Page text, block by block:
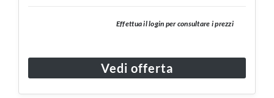
Effettua il login per consultare i prezzi
Vedi offerta